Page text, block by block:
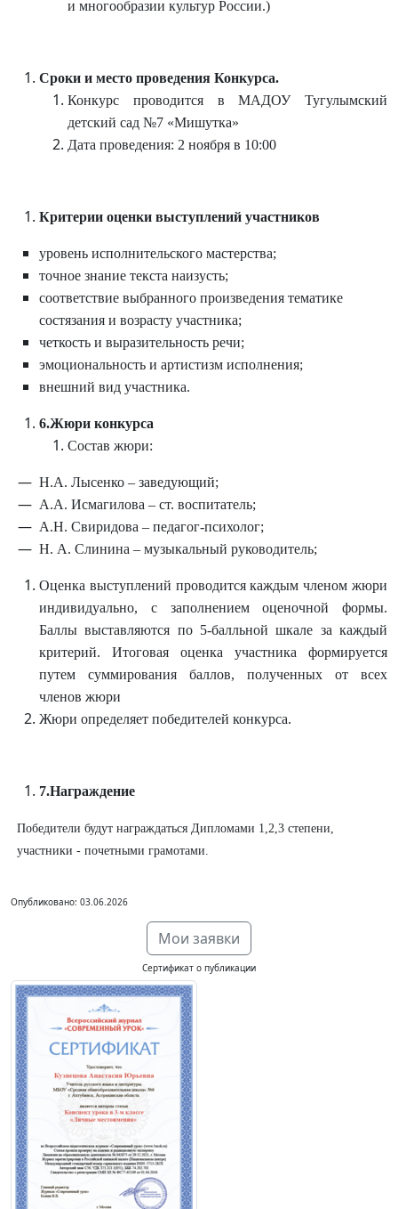
и многообразии культур России.)
Сроки и место проведения Конкурса.
Конкурс проводится в МАДОУ Тугулымский
детский сад №7 «Мишутка»
Дата проведения: 2 ноября в 10:00
Критерии оценки выступлений участников
уровень исполнительского мастерства;
точное знание текста наизусть;
соответствие выбранного произведения тематике
состязания и возрасту участника;
четкость и выразительность речи;
эмоциональность и артистизм исполнения;
внешний вид участника.
6.Жюри конкурса
Состав жюри:
Н.А. Лысенко – заведующий;
А.А. Исмагилова – ст. воспитатель;
А.Н. Свиридова – педагог-психолог;
Н. А. Слинина – музыкальный руководитель;
Оценка выступлений проводится каждым членом жюри
индивидуально, с заполнением оценочной формы.
Баллы выставляются по 5-балльной шкале за каждый
критерий. Итоговая оценка участника формируется
путем суммирования баллов, полученных от всех
членов жюри
Жюри определяет победителей конкурса.
7.Награждение
Победители будут награждаться Дипломами 1,2,3 степени,
участники - почетными грамотами.
Опубликовано: 03.06.2026
Мои заявки
Сертификат о публикации